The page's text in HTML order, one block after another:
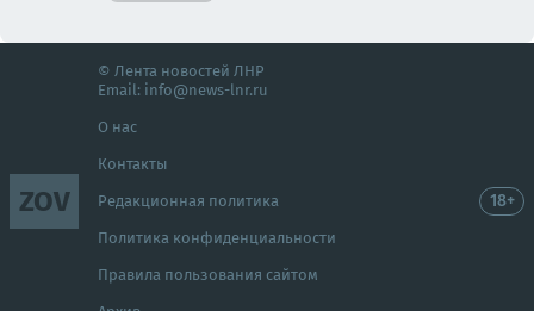
ZOV
© Лента новостей ЛНР
Email: info@news-lnr.ru
О нас
Контакты
Редакционная политика
Политика конфиденциальности
Правила пользования сайтом
18+